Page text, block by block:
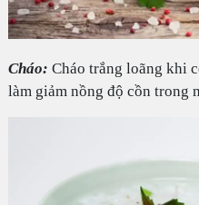
Cháo: Cháo trắng loãng khi
làm giảm nồng độ cồn trong